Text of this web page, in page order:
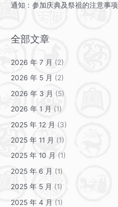
通知：参加庆典及祭祖的注意事项
全部文章
2026 年 7 月 (2)
2026 年 5 月 (2)
2026 年 3 月 (5)
2026 年 1 月 (1)
2025 年 12 月 (3)
2025 年 11 月 (1)
2025 年 10 月 (1)
2025 年 6 月 (1)
2025 年 5 月 (1)
2025 年 4 月 (1)